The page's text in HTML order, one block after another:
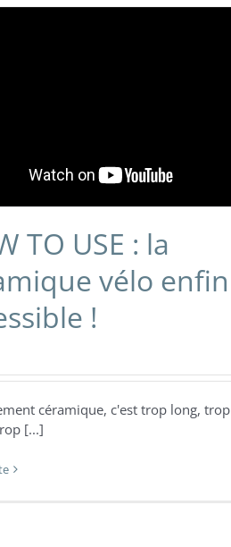
TO USE : la
vélo enfin
!
céramique, c'est trop long, trop
[...]